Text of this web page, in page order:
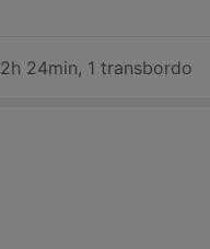
2h 24min, 1 transbordo